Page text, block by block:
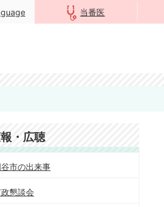
当番医
・広聴
谷市の出来事
懇談会